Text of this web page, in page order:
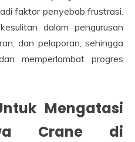
faktor penyebab frustrasi.
dalam pengurusan
dan pelaporan, sehingga
memperlambat progres
Mengatasi
Crane di